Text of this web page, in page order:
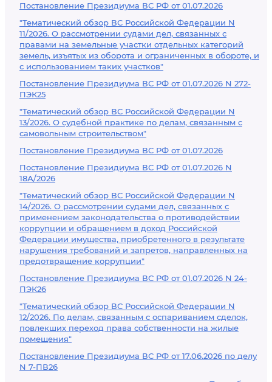
Постановление Президиума ВС РФ от 01.07.2026
"Тематический обзор ВС Российской Федерации N
11/2026. О рассмотрении судами дел, связанных с
правами на земельные участки отдельных категорий
земель, изъятых из оборота и ограниченных в обороте, и
с использованием таких участков"
Постановление Президиума ВС РФ от 01.07.2026 N 272-
ПЭК25
"Тематический обзор ВС Российской Федерации N
13/2026. О судебной практике по делам, связанным с
самовольным строительством"
Постановление Президиума ВС РФ от 01.07.2026
Постановление Президиума ВС РФ от 01.07.2026 N
18А/2026
"Тематический обзор ВС Российской Федерации N
14/2026. О рассмотрении судами дел, связанных с
применением законодательства о противодействии
коррупции и обращением в доход Российской
Федерации имущества, приобретенного в результате
нарушения требований и запретов, направленных на
предотвращение коррупции"
Постановление Президиума ВС РФ от 01.07.2026 N 24-
ПЭК26
"Тематический обзор ВС Российской Федерации N
12/2026. По делам, связанным с оспариванием сделок,
повлекших переход права собственности на жилые
помещения"
Постановление Президиума ВС РФ от 17.06.2026 по делу
N 7-ПВ26